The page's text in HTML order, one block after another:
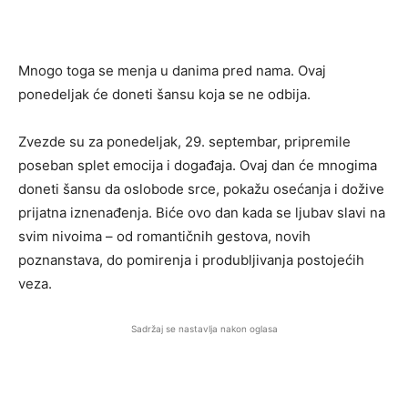
Mnogo toga se menja u danima pred nama. Ovaj
ponedeljak će doneti šansu koja se ne odbija.
Zvezde su za ponedeljak, 29. septembar, pripremile
poseban splet emocija i događaja. Ovaj dan će mnogima
doneti šansu da oslobode srce, pokažu osećanja i dožive
prijatna iznenađenja. Biće ovo dan kada se ljubav slavi na
svim nivoima – od romantičnih gestova, novih
poznanstava, do pomirenja i produbljivanja postojećih
veza.
Sadržaj se nastavlja nakon oglasa